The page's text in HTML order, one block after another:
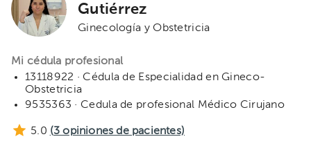
Gutiérrez
Ginecología y Obstetricia
Mi cédula profesional
13118922 · Cédula de Especialidad en Gineco-
Obstetricia
9535363 · Cedula de profesional Médico Cirujano
5.0 (3 opiniones de pacientes)